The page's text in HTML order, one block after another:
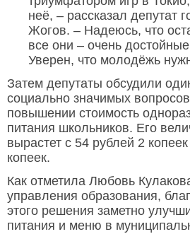
неё, – рассказал депутат
Жогов. – Надеюсь, что
все они – очень
Уверен, что молодёжь
Затем депутаты обсудили
социально значимых
повышении стоимость
питания школьников. Его
вырастет с 54 рублей 2
копеек.
Как отметила Любовь
управления образования,
этого решения заметно
питания и меню в